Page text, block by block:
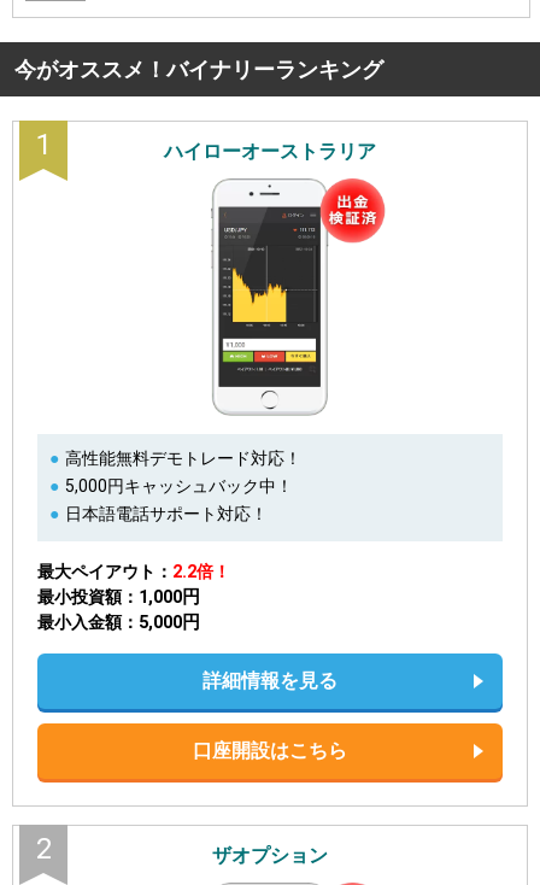
今がオススメ！バイナリーランキング
1 ハイローオーストラリア
高性能無料デモトレード対応！
5,000円キャッシュバック中！
日本語電話サポート対応！
最大ペイアウト
2.2倍！
最小投資額
1,000円
最小入金額 5,000円
詳細情報を見る
口座開設はこちら
2 ザオプション